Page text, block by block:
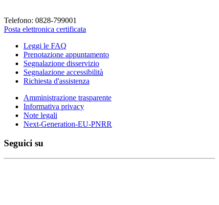
Telefono: 0828-799001
Posta elettronica certificata
Leggi le FAQ
Prenotazione appuntamento
Segnalazione disservizio
Segnalazione accessibilità
Richiesta d'assistenza
Amministrazione trasparente
Informativa privacy
Note legali
Next-Generation-EU-PNRR
Seguici su